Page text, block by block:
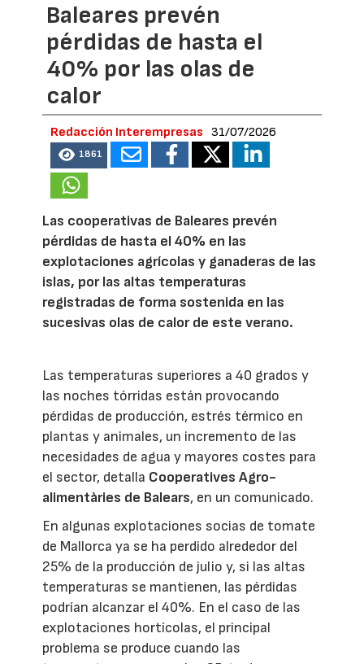
Baleares prevén
pérdidas de hasta el
40% por las olas de
calor
Redacción Interempresas 31/07/2026
1861
Las cooperativas de Baleares prevén
pérdidas de hasta el 40% en las
explotaciones agrícolas y ganaderas de las
islas, por las altas temperaturas
registradas de forma sostenida en las
sucesivas olas de calor de este verano.
Las temperaturas superiores a 40 grados y
las noches tórridas están provocando
pérdidas de producción, estrés térmico en
plantas y animales, un incremento de las
necesidades de agua y mayores costes para
el sector, detalla Cooperatives Agro-
alimentàries de Balears, en un comunicado.
En algunas explotaciones socias de tomate
de Mallorca ya se ha perdido alrededor del
25% de la producción de julio y, si las altas
temperaturas se mantienen, las pérdidas
podrían alcanzar el 40%. En el caso de las
explotaciones hortícolas, el principal
problema se produce cuando las